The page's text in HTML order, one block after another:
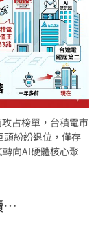
占榜單，台積電市
頭紛紛退位，僅存
向AI硬體核心聚
…